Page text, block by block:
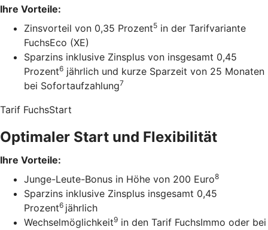
Ihre Vorteile:
Zinsvorteil von 0,35 Prozent5 in der Tarifvariante
FuchsEco (XE)
Sparzins inklusive Zinsplus von insgesamt 0,45
Prozent6 jährlich und kurze Sparzeit von 25 Monaten
bei Sofortaufzahlung7
Tarif FuchsStart
Optimaler Start und Flexibilität
Ihre Vorteile:
Junge-Leute-Bonus in Höhe von 200 Euro8
Sparzins inklusive Zinsplus insgesamt 0,45
Prozent6 jährlich
Wechselmöglichkeit9 in den Tarif FuchsImmo oder bei